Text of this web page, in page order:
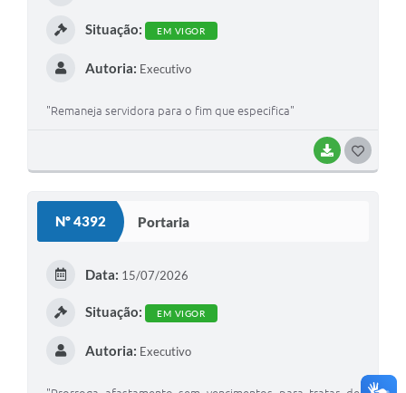
BAIXAR
Situação: EM VIGOR
Autoria: Executivo
"Remaneja servidora para o fim que especifica"
Nº 4392 Portaria
Data: 15/07/2026
Situação: EM VIGOR
Autoria: Executivo